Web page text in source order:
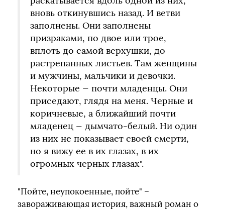
вновь откинувшись назад. И ветви
заполнены. Они заполнены
призраками, по двое или трое,
вплоть до самой верхушки, до
растрепанных листьев. Там женщины
и мужчины, мальчики и девочки.
Некоторые — почти младенцы. Они
приседают, глядя на меня. Черные и
коричневые, а ближайший почти
младенец — дымчато-белый. Ни один
из них не показывает своей смерти,
но я вижу ее в их глазах, в их
огромных черных глазах".
"Пойте, неупокоенные, пойте" –
завораживающая история, важный роман о